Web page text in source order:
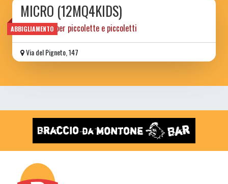
ABBIGLIAMENTO
MICRO (12MQ4KIDS)
negozietto per piccolette e piccoletti
Via del Pigneto, 147